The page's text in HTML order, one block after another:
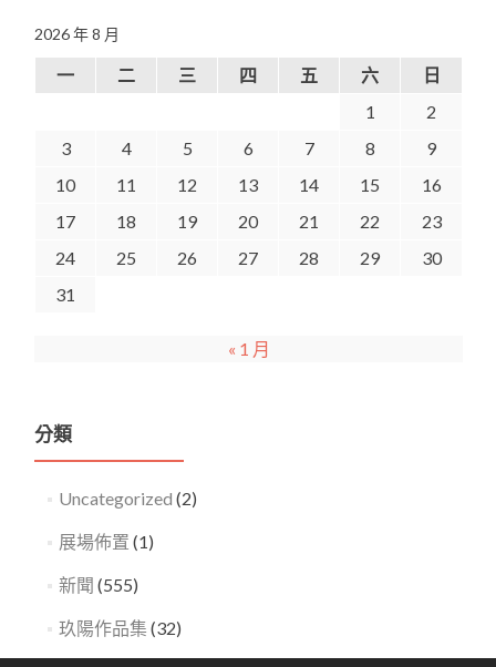
2026 年 8 月
一 二 三 四 五 六
日
1
2
3
4 5 6 7 8
9
10
11 12 13 14 15
16
17
18 19 20 21 22
23
24
25 26 27 28 29
30
31
« 1 月
分類
Uncategorized (2)
展場佈置 (1)
新聞 (555)
玖陽作品集 (32)